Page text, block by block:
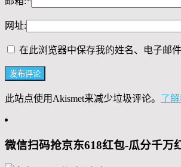
网址:
在此浏览器中保存我的姓名、电子邮件
此站点使用Akismet来减少垃圾评论。 了
微信扫码抢京东618红包-瓜分千万